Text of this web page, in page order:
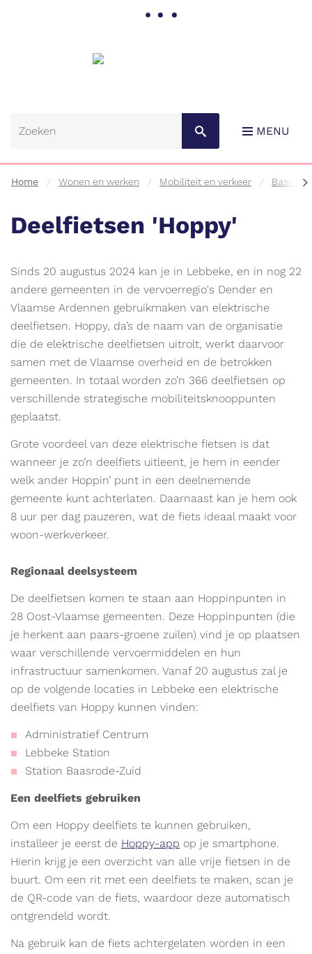
Naar
MENU
Home Wonen en werken Mobiliteit en verkeer
Deelfietsen 'Hoppy'
Sinds 20 augustus 2024 kan je in Lebbeke, en in nog 22
andere gemeenten in de vervoerregio's Dender en
Vlaamse Ardennen gebruikmaken van elektrische
deelfietsen. Hoppy, da’s de naam van de organisatie
die de elektrische deelfietsen uitrolt, werkt daarvoor
samen met de Vlaamse overheid en de betrokken
gemeenten. In totaal worden zo’n 366 deelfietsen op
verschillende strategische mobiliteitsknooppunten
geplaatst.
Grote voordeel van deze elektrische fietsen is dat
wanneer je zo’n deelfiets uitleent, je hem in eender
welk ander Hoppin’ punt in een deelnemende
gemeente kunt achterlaten. Daarnaast kan je hem ook
8 uur per dag pauzeren, wat de fiets ideaal maakt voor
woon-werkverkeer.
Regionaal deelsysteem
De deelfietsen komen te staan aan Hoppinpunten in
28 Oost-Vlaamse gemeenten. Deze Hoppinpunten (die
je herkent aan paars-groene zuilen) vind je op plaatsen
waar verschillende vervoermiddelen en hun
infrastructuur samenkomen. Vanaf 20 augustus zal je
op de volgende locaties in Lebbeke een elektrische
deelfiets van Hoppy kunnen vinden:
Administratief Centrum
Lebbeke Station
Station Baasrode-Zuid
Een deelfiets gebruiken
Om een Hoppy deelfiets te kunnen gebruiken,
installeer je eerst de Hoppy-app op je smartphone.
Hierin krijg je een overzicht van alle vrije fietsen in de
buurt. Om een rit met een deelfiets te maken, scan je
de QR-code van de fiets, waardoor deze automatisch
ontgrendeld wordt.
Na gebruik kan de fiets achtergelaten worden in een